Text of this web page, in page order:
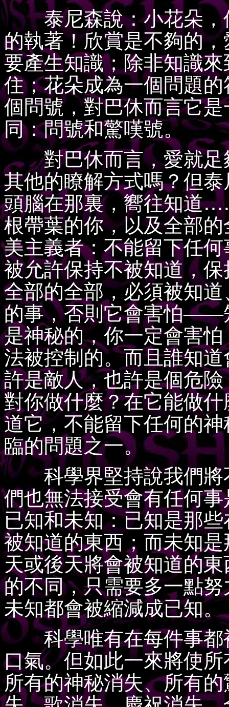
泰尼森說：小花朵，
的執著！欣賞是不夠的
要產生知識；除非知識
住；花朵成為一個問題
個問號，對巴休而言它
同：問號和驚嘆號。
對巴休而言，愛就足
其他的瞭解方式嗎？但
頭腦在那裏，嚮往知道
根帶葉的你，以及全部
美主義者：不能留下任
被允許保持不被知道，
全部的全部，必須被知
的事，否則它會害怕——
是神秘的，你一定會害
法被控制的。而且誰知
許是敵人，也許是個危
對你做什麼？在它能做
道它，不能留下任何的
臨的問題之一。
科學界堅持說我們將
們也無法接受會有任何
已知和未知：已知是那
被知道的東西；而未知
天或後天將會被知道的
的不同，只需要多一點
未知都會被縮減成已知。
科學唯有在每件事都
口氣。但如此一來將使
所有的神秘消失、所有